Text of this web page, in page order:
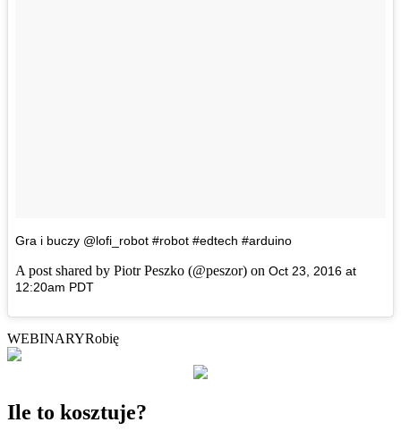
Gra i buczy @lofi_robot #robot #edtech #arduino
A post shared by Piotr Peszko (@peszor) on Oct 23, 2016 at
12:20am PDT
WEBINARYRobię
Ile to kosztuje?